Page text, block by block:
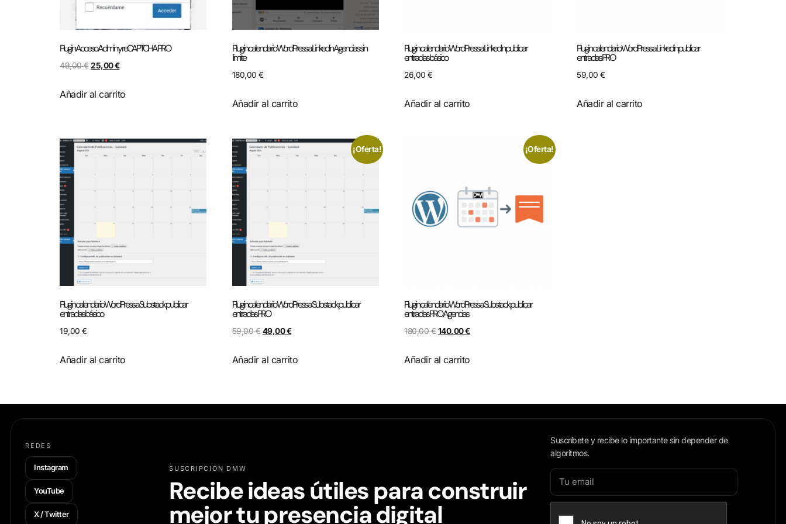
Plugin Acceso Admin y reCAPTCHA PRO
49,00€ 25,00€
Añadir al carrito
Plugin calendario WordPress a Linkedin Agencias sin
limite
180,00€
Añadir al carrito
Plugin calendario WordPress a Linkedin publicar
entradas básico
26,00€
Añadir al carrito
Plugin calendario WordPress a Linkedin publicar
entradas PRO
59,00€
Añadir al carrito
Plugin calendario WordPress a Substack publicar
entradas básico
19,00 €
Añadir al carrito
¡Oferta!
Plugin calendario WordPress a Substack publicar
entradas PRO
59,00€ 49,00€
Añadir al carrito
¡Oferta!
Plugin calendario WordPress a Substack publicar
entradas PRO Agencias
180,00€ 140,00€
Añadir al carrito
REDES
Instagram
YouTube
X / Twitter
SUSCRIPCIÓN DMW
Recibe ideas útiles para construir
mejor tu presencia digital
Suscríbete y recibe lo importante sin depender de
algoritmos.